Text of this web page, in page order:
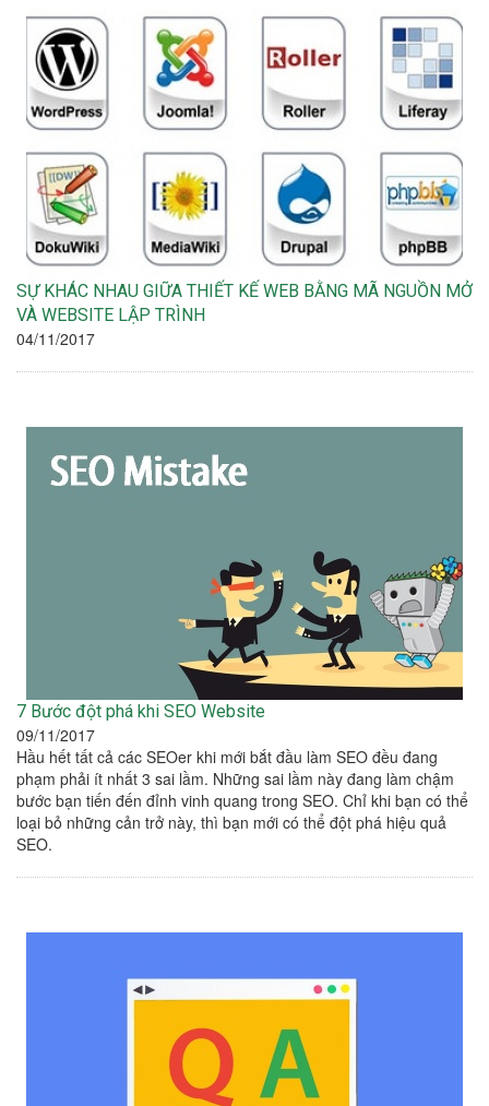
SỰ KHÁC NHAU GIỮA THIẾT KẾ WEB BẰNG MÃ NGUỒN MỞ
VÀ WEBSITE LẬP TRÌNH
04/11/2017
7 Bước đột phá khi SEO Website
09/11/2017
Hầu hết tất cả các SEOer khi mới bắt đầu làm SEO đều đang
phạm phải ít nhất 3 sai lầm. Những sai lầm này đang làm chậm
bước bạn tiến đến đỉnh vinh quang trong SEO. Chỉ khi bạn có thể
loại bỏ những cản trở này, thì bạn mới có thể đột phá hiệu quả
SEO.